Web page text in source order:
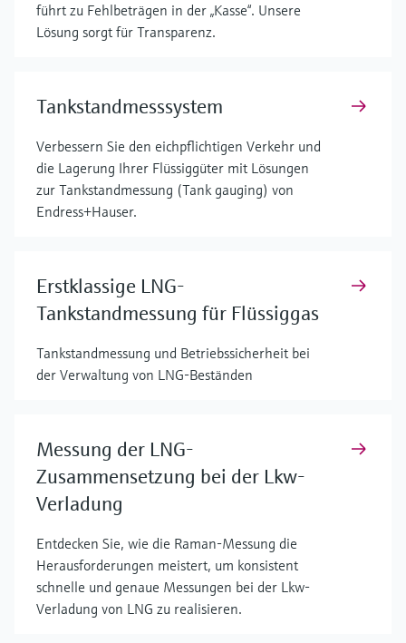
führt zu Fehlbeträgen in der „Kasse“. Unsere
Lösung sorgt für Transparenz.
Tankstandmesssystem
Verbessern Sie den eichpflichtigen Verkehr und
die Lagerung Ihrer Flüssiggüter mit Lösungen
zur Tankstandmessung (Tank gauging) von
Endress+Hauser.
Erstklassige LNG-
Tankstandmessung für Flüssiggas
Tankstandmessung und Betriebssicherheit bei
der Verwaltung von LNG-Beständen
Messung der LNG-
Zusammensetzung bei der Lkw-
Verladung
Entdecken Sie, wie die Raman-Messung die
Herausforderungen meistert, um konsistent
schnelle und genaue Messungen bei der Lkw-
Verladung von LNG zu realisieren.